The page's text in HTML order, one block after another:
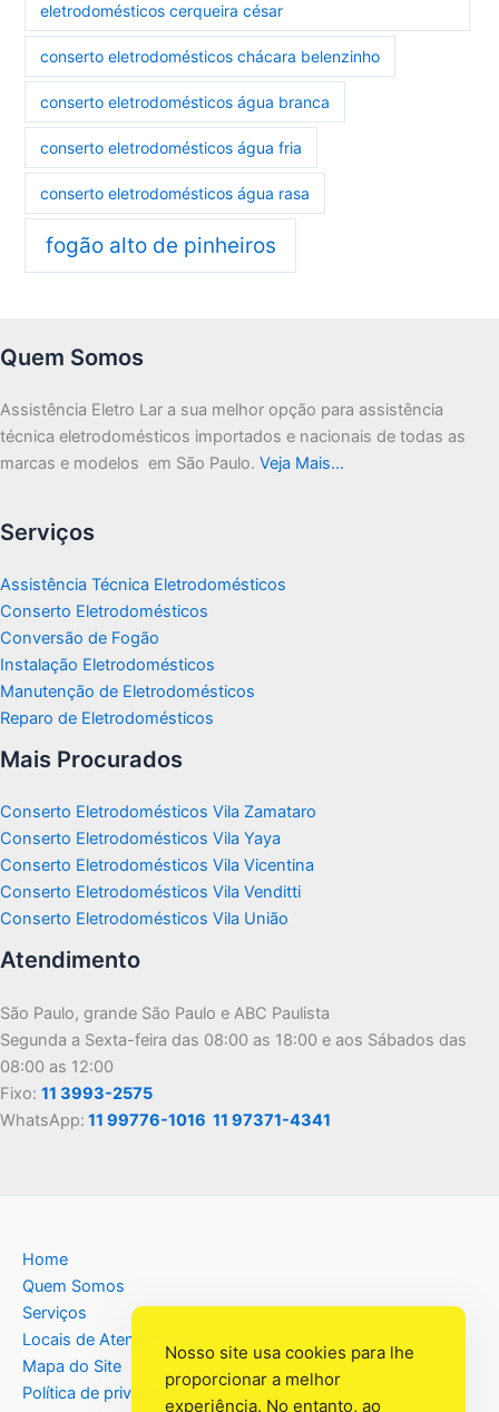
eletrodomésticos cerqueira césar
conserto eletrodomésticos chácara belenzinho
conserto eletrodomésticos água branca
conserto eletrodomésticos água fria
conserto eletrodomésticos água rasa
fogão alto de pinheiros
Quem Somos
Assistência Eletro Lar a sua melhor opção para assistência
técnica eletrodomésticos importados e nacionais de todas as
marcas e modelos em São Paulo. Veja Mais…
Serviços
Assistência Técnica Eletrodomésticos
Conserto Eletrodomésticos
Conversão de Fogão
Instalação Eletrodomésticos
Manutenção de Eletrodomésticos
Reparo de Eletrodomésticos
Mais Procurados
Conserto Eletrodomésticos Vila Zamataro
Conserto Eletrodomésticos Vila Yaya
Conserto Eletrodomésticos Vila Vicentina
Conserto Eletrodomésticos Vila Venditti
Conserto Eletrodomésticos Vila União
Atendimento
São Paulo, grande São Paulo e ABC Paulista
Segunda a Sexta-feira das 08:00 as 18:00 e aos Sábados das
08:00 as 12:00
Fixo: 11 3993-2575
WhatsApp: 11 99776-1016 11 97371-4341
Home
Quem Somos
Serviços
Locais de Atendimento
Mapa do Site
Política de privacidade
Nosso site usa cookies para lhe
proporcionar a melhor
experiência. No entanto, ao